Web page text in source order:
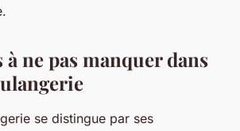
à ne pas manquer dans
se distingue par ses